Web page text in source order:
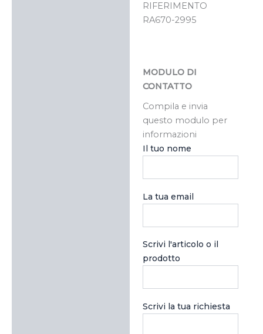
RIFERIMENTO
RA670-2995
MODULO DI
CONTATTO
Compila e invia
questo modulo per
informazioni
Il tuo nome
La tua email
Scrivi l'articolo o il
prodotto
Scrivi la tua richiesta